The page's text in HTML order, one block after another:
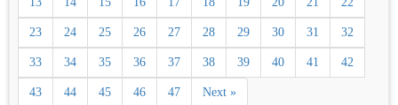
23 24 25 26 27 28 29 30 31 32
33 34 35 36 37 38 39 40 41 42
43 44 45 46 47 Next »